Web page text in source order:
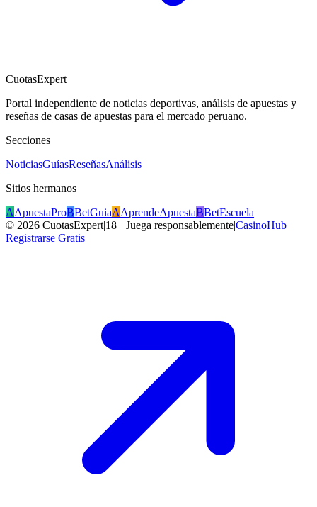
CuotasExpert
Portal independiente de noticias deportivas, análisis de apuestas y
reseñas de casas de apuestas para el mercado peruano.
Secciones
NoticiasGuíasReseñasAnálisis
Sitios hermanos
AApuestaProBBetGuiaAAprendeApuestaBBetEscuela
© 2026 CuotasExpert|18+ Juega responsablemente|CasinoHub
Registrarse Gratis